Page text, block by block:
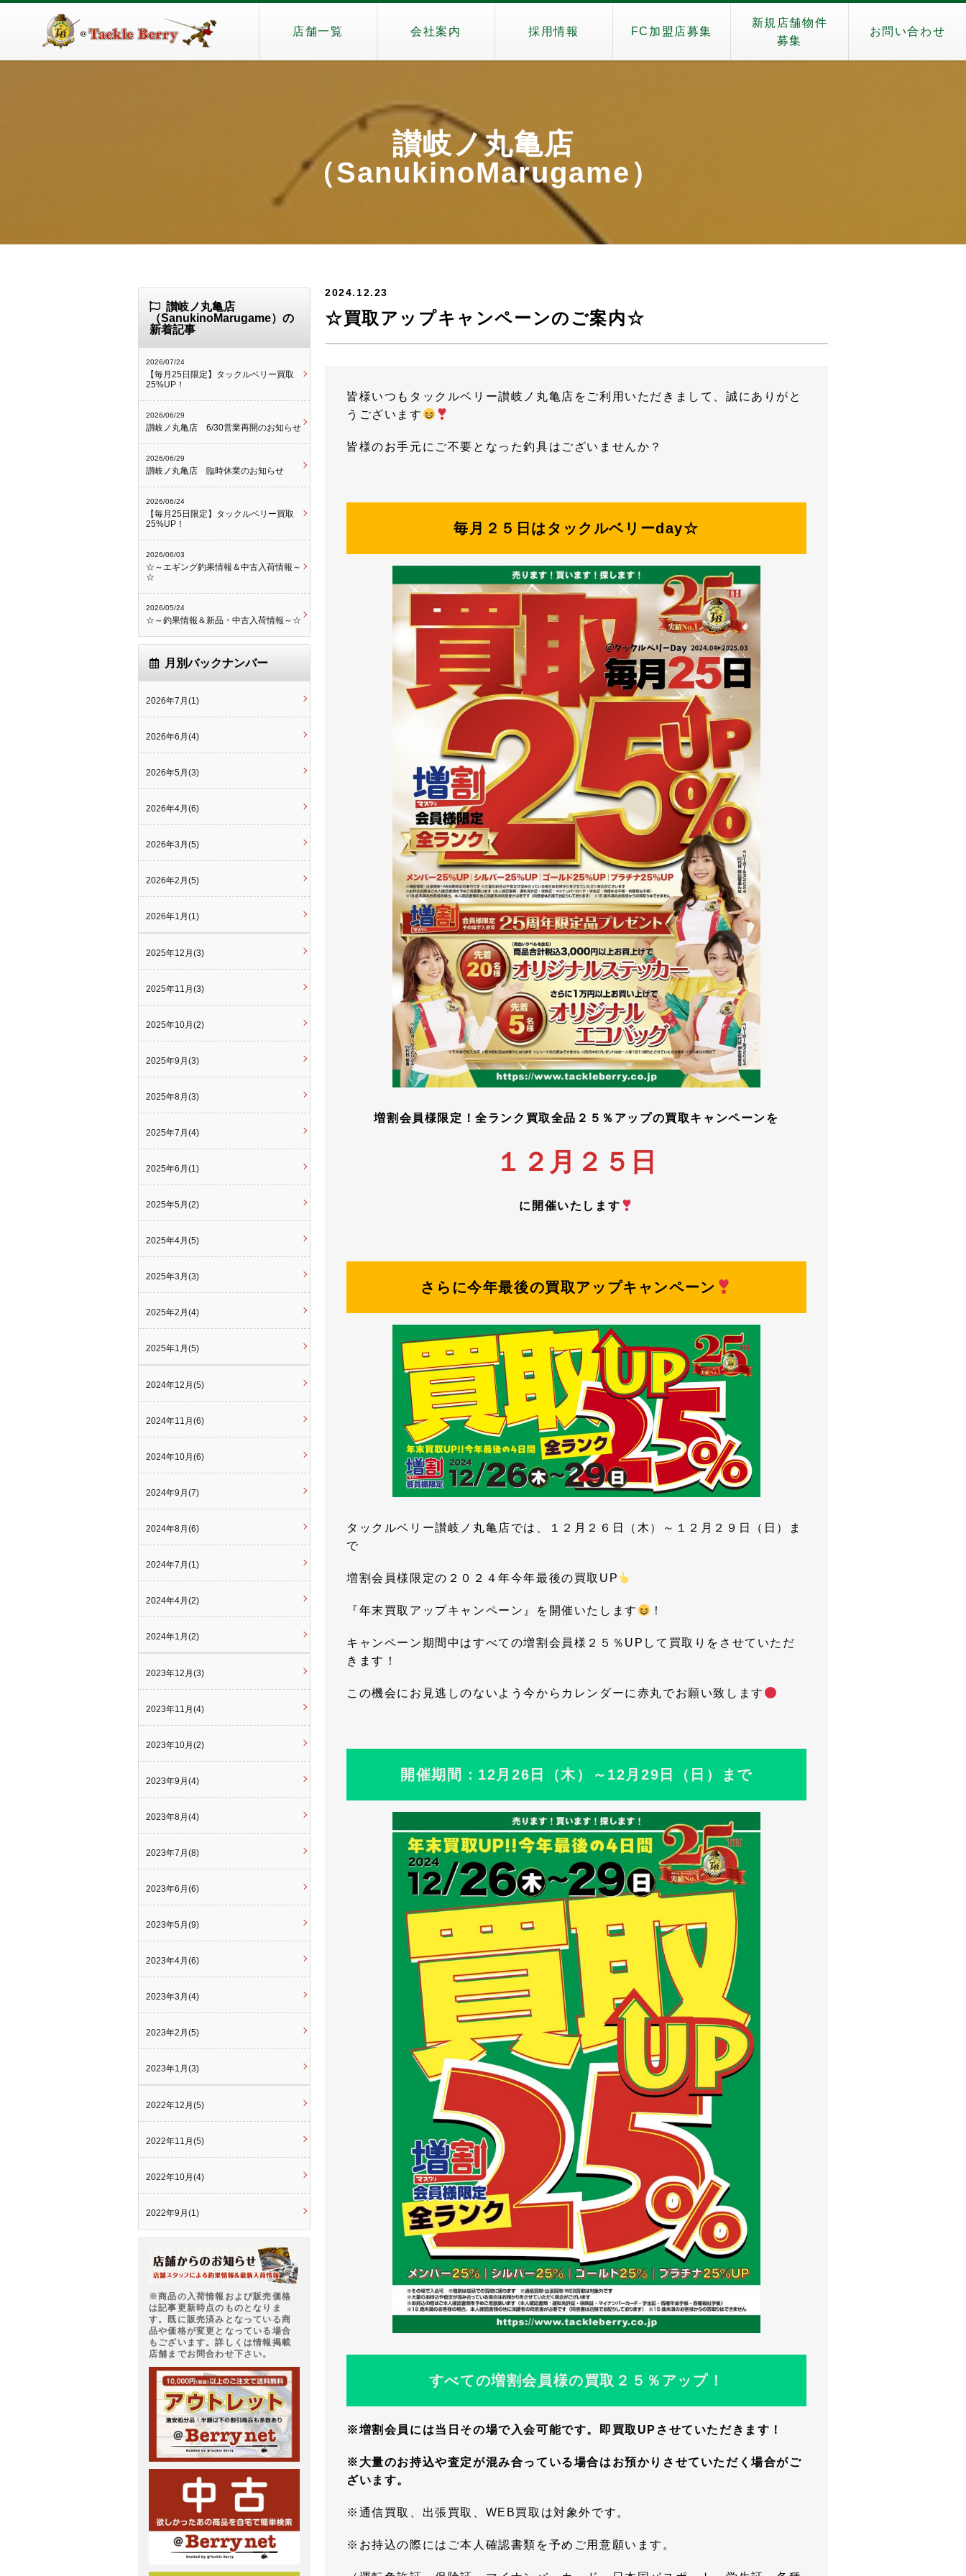
店舗一覧 会社案内 採用情報 FC加盟店募集
新規店舗物件
募集
お問い合わせ
讃岐ノ丸亀店
（SanukinoMarugame）
2024.12.23
☆買取アップキャンペーンのご案内☆
皆様いつもタックルベリー讃岐ノ丸亀店をご利用いただきまして、誠にありがと
うございます
皆様のお手元にご不要となった釣具はございませんか？
毎月２５日はタックルベリーday☆
増割会員様限定！全ランク買取全品２５％アップの買取キャンペーンを
１２月２５日
に開催いたします
さらに今年最後の買取アップキャンペーン
タックルベリー讃岐ノ丸亀店では、１２月２６日（木）～１２月２９日（日）ま
で
増割会員様限定の２０２４年今年最後の買取UP
『年末買取アップキャンペーン』を開催いたします ！
キャンペーン期間中はすべての増割会員様２５％UPして買取りをさせていただ
きます！
この機会にお見逃しのないよう今からカレンダーに赤丸でお願い致します
開催期間：12月26日（木）～12月29日（日）まで
すべての増割会員様の買取２５％アップ！
※増割会員には当日その場で入会可能です。即買取UPさせていただきます！
※大量のお持込や査定が混み合っている場合はお預かりさせていただく場合がご
ざいます。
※通信買取、出張買取、WEB買取は対象外です。
※お持込の際にはご本人確認書類を予めご用意願います。
讃岐ノ丸亀店
（SanukinoMarugame）の
新着記事
2026/07/24
【毎月25日限定】タックルベリー買取
25%UP！
2026/06/29
讃岐ノ丸亀店 6/30営業再開のお知らせ
2026/06/29
讃岐ノ丸亀店 臨時休業のお知らせ
2026/06/24
【毎月25日限定】タックルベリー買取
25%UP！
2026/06/03
☆～エギング釣果情報＆中古入荷情報～
☆
2026/05/24
☆～釣果情報＆新品・中古入荷情報～☆
月別バックナンバー
2026年7月(1)
2026年6月(4)
2026年5月(3)
2026年4月(6)
2026年3月(5)
2026年2月(5)
2026年1月(1)
2025年12月(3)
2025年11月(3)
2025年10月(2)
2025年9月(3)
2025年8月(3)
2025年7月(4)
2025年6月(1)
2025年5月(2)
2025年4月(5)
2025年3月(3)
2025年2月(4)
2025年1月(5)
2024年12月(5)
2024年11月(6)
2024年10月(6)
2024年9月(7)
2024年8月(6)
2024年7月(1)
2024年4月(2)
2024年1月(2)
2023年12月(3)
2023年11月(4)
2023年10月(2)
2023年9月(4)
2023年8月(4)
2023年7月(8)
2023年6月(6)
2023年5月(9)
2023年4月(6)
2023年3月(4)
2023年2月(5)
2023年1月(3)
2022年12月(5)
2022年11月(5)
2022年10月(4)
2022年9月(1)
※商品の入荷情報および販売価格
は記事更新時点のものとなりま
す。既に販売済みとなっている商
品や価格が変更となっている場合
もございます。詳しくは情報掲載
店舗までお問合わせ下さい。